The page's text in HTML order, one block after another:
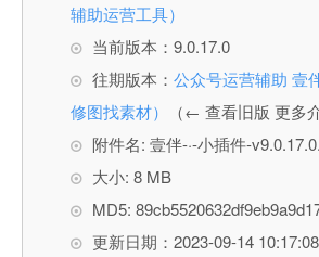
辅助运营工具）
当前版本：9.0.17.0
往期版本： 公众号运营辅助 壹
修图找素材）
（← 查看旧版 更多
附件名: 壹伴-·-小插件-
大小: 8 MB
MD5:
更新日期：2023-09-14 10:17:08